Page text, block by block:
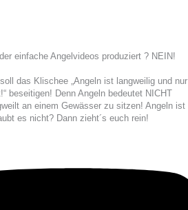
einfache Angelvideos produziert ? NEIN!
das Klischee „Angeln ist langweilig und nur
beseitigen! Denn Angeln bedeutet NICHT
an einem Gewässer zu sitzen! Angeln ist
es nicht? Dann zieht´s euch rein!